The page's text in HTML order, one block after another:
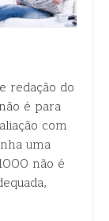
redação do
é para
com
uma
não é